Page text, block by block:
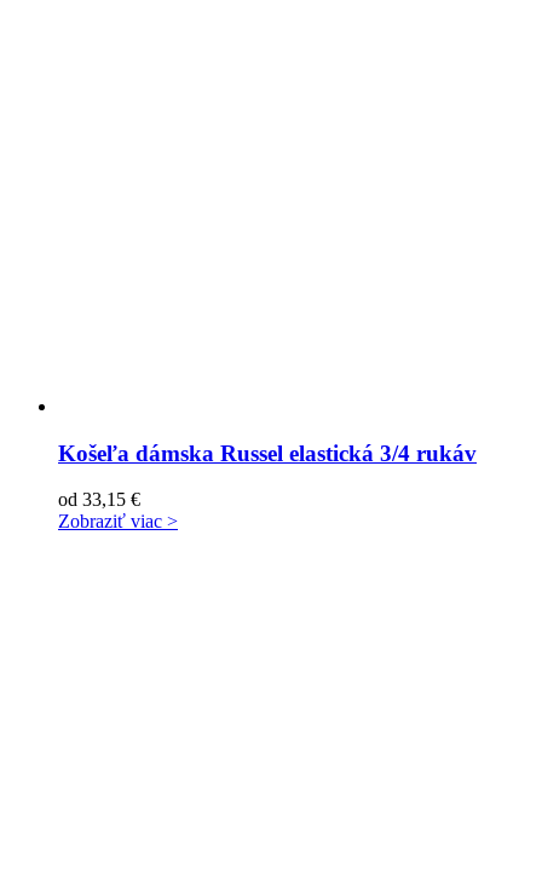
Košeľa dámska Russel elastická 3/4 rukáv
od 33,15 €
Zobraziť viac >